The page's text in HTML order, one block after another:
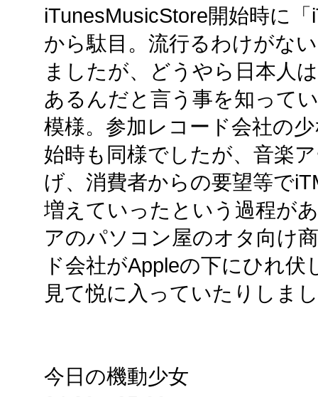
iTunesMusicStore開始時に
から駄目。流行るわけがな
ましたが、どうやら日本人
あるんだと言う事を知って
模様。参加レコード会社の
始時も同様でしたが、音楽
げ、消費者からの要望等で
増えていったという過程が
アのパソコン屋のオタ向け
ド会社がAppleの下にひれ
見て悦に入っていたりしま
今日の機動少女